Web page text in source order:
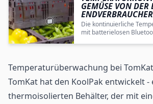
GEMÜSE VON
ENDVERBRAUCHER
Die kontinuierliche
mit batterielosen
Temperaturüberwachung bei TomKat
TomKat hat den KoolPak entwickelt -
thermoisolierten Behälter, der mit